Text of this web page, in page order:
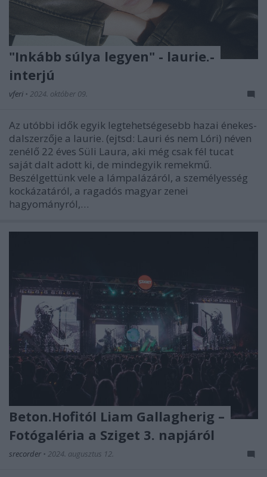
"Inkább súlya legyen" - laurie.-
interjú
vferi • 2024. október 09.
Az utóbbi idők egyik legtehetségesebb hazai énekes-
dalszerzője a laurie. (ejtsd: Lauri és nem Lóri) néven
zenélő 22 éves Süli Laura, aki még csak fél tucat
saját dalt adott ki, de mindegyik remekmű.
Beszélgettünk vele a lámpalázáról, a személyesség
kockázatáról, a ragadós magyar zenei
hagyományról,…
Beton.Hofitól Liam Gallagherig –
Fotógaléria a Sziget 3. napjáról
srecorder • 2024. augusztus 12.